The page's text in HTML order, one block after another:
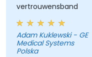
vertrouwensband
Adam Kuklewski - GE
Medical Systems
Polska